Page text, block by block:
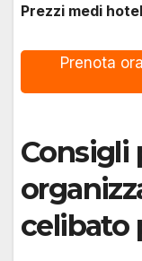
Prezzi medi hotel
Prenota
Consigli
celibato